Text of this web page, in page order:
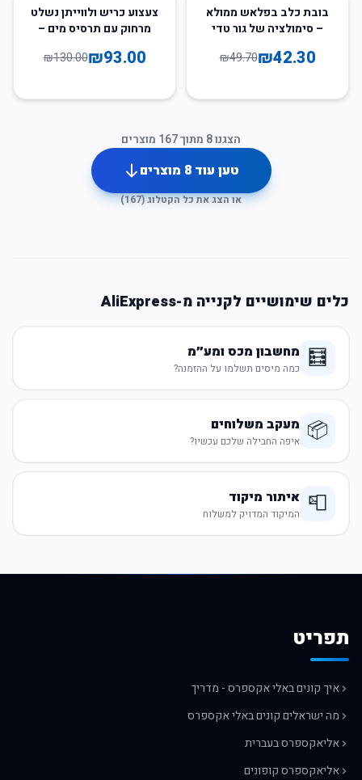
15
בובת כלב בפלאש ממולא
– סימולציה של גור טדי
וזאב
₪42.30
₪49.70
28%צעצוע כריש ולווייתן נשלט
מרחוק עם תרסיס מים –
₪93.00
₪130.00
הצגנו8 מתוך167 מוצרים
טען עוד8 מוצרים
או הצג את כל הקטלוג (167
)
כלים שימושיים לקנייה מ-AliExpress
🧮 מחשבון מכס ומע״מ
כמה מיסים תשלמו על ההזמנה?
📦 מעקב משלוחים
איפה החבילה שלכם עכשיו?
📮 איתור מיקוד
המיקוד המדויק למשלוח
תפריט
איך קונים באלי אקספרס - מדריך
מה ישראלים קונים באלי אקספרס
אליאקספרס בעברית
אליאקספרס קופונים